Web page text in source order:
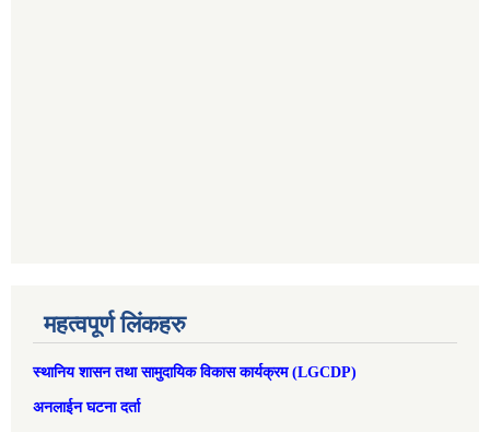
महत्वपूर्ण लिंकहरु
स्थानिय शासन तथा सामुदायिक विकास कार्यक्रम (LGCDP)
अनलाईन घटना दर्ता